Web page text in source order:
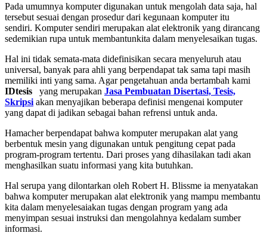
Pada umumnya komputer digunakan untuk mengolah data saja, hal
tersebut sesuai dengan prosedur dari kegunaan komputer itu
sendiri. Komputer sendiri merupakan alat elektronik yang dirancang
sedemikian rupa untuk membantunkita dalam menyelesaikan tugas.
Hal ini tidak semata-mata didefinisikan secara menyeluruh atau
universal, banyak para ahli yang berpendapat tak sama tapi masih
memiliki inti yang sama. Agar pengetahuan anda bertambah kami
IDtesis
yang merupakan Jasa Pembuatan Disertasi, Tesis,
Skripsi akan menyajikan beberapa definisi mengenai komputer
yang dapat di jadikan sebagai bahan refrensi untuk anda.
Hamacher berpendapat bahwa komputer merupakan alat yang
berbentuk mesin yang digunakan untuk pengitung cepat pada
program-program tertentu. Dari proses yang dihasilakan tadi akan
menghasilkan suatu informasi yang kita butuhkan.
Hal serupa yang dilontarkan oleh Robert H. Blissme ia menyatakan
bahwa komputer merupakan alat elektronik yang mampu membantu
kita dalam menyelesaiakan tugas dengan program yang ada
menyimpan sesuai instruksi dan mengolahnya kedalam sumber
informasi.